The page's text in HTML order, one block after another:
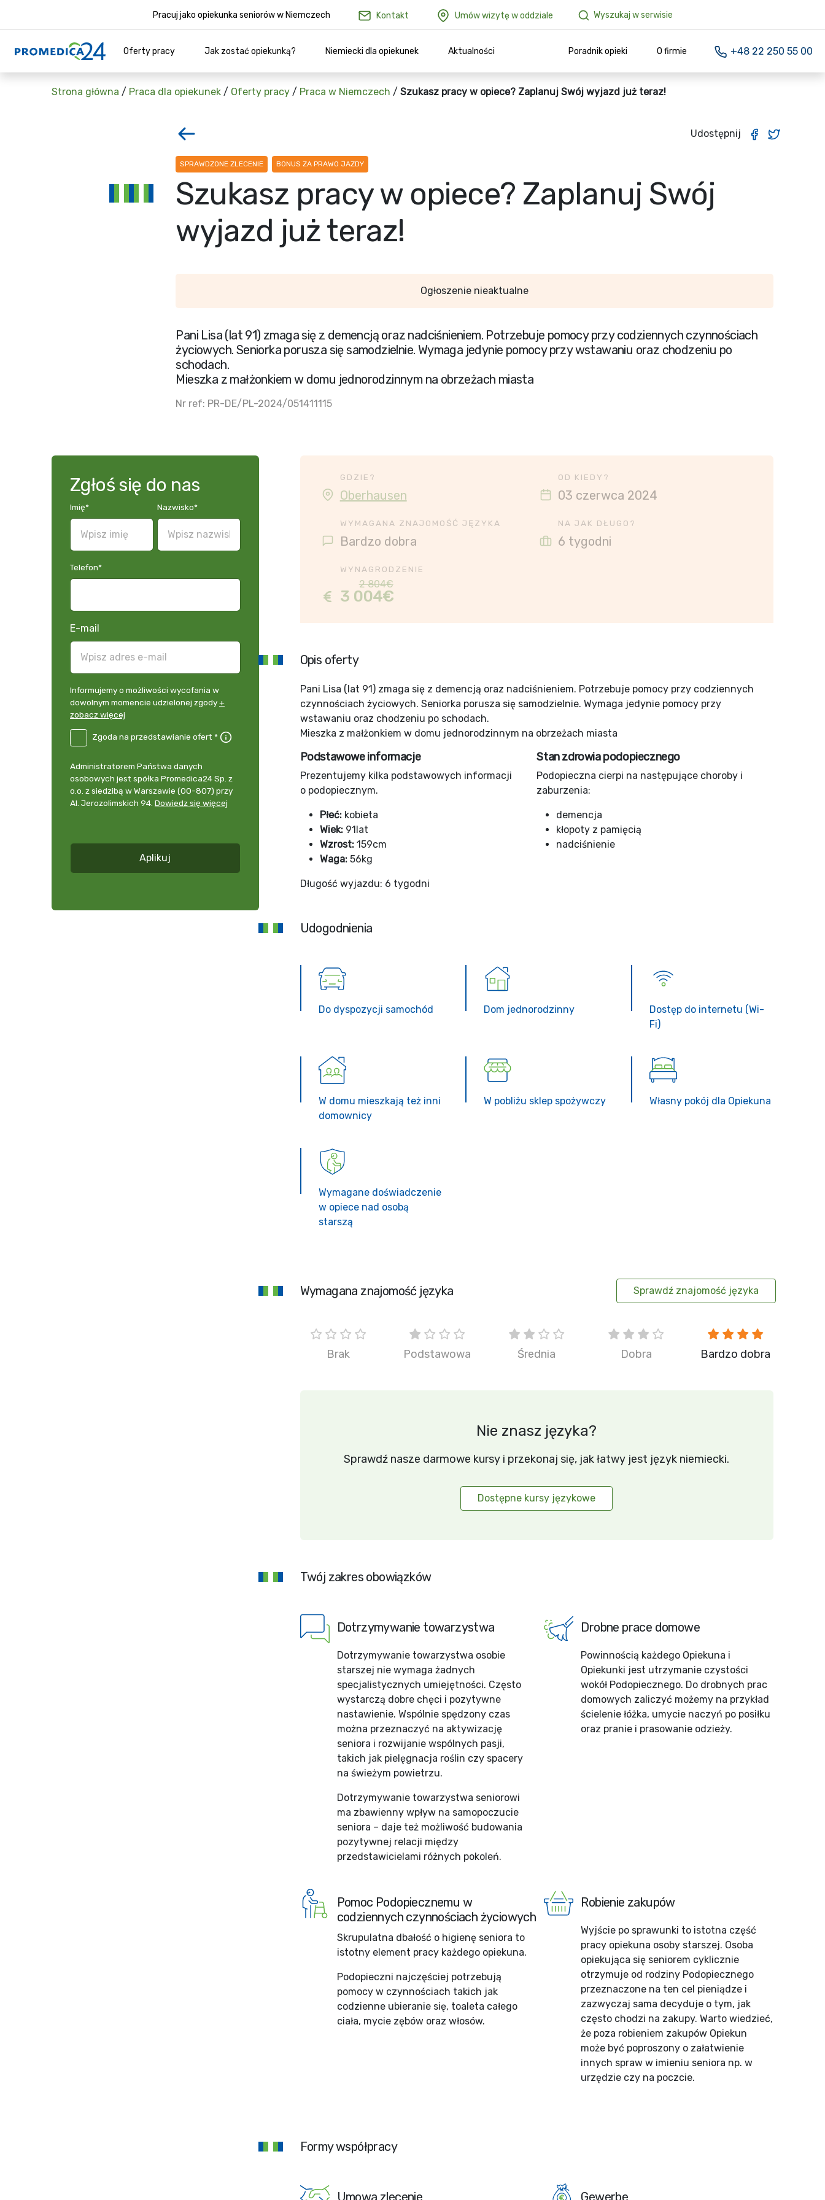
Pracuj jako opiekunka seniorów w Niemczech Kontakt Umów wizytę w oddziale Wyszukaj w serwisie
Oferty pracy Jak zostać opiekunką? Niemiecki dla opiekunek Aktualności Poradnik opieki O firmie +48 22 250 55 00
Strona główna / Praca dla opiekunek / Oferty pracy / Praca w Niemczech / Szukasz pracy w opiece? Zaplanuj Swój wyjazd już teraz!
Udostępnij
SPRAWDZONE ZLECENIE BONUS ZA PRAWO JAZDY
Szukasz pracy w opiece? Zaplanuj Swój
wyjazd już teraz!
Ogłoszenie nieaktualne
Pani Lisa (lat 91) zmaga się z demencją oraz nadciśnieniem. Potrzebuje pomocy przy codziennych czynnościach
życiowych. Seniorka porusza się samodzielnie. Wymaga jedynie pomocy przy wstawaniu oraz chodzeniu po
schodach.
Mieszka z małżonkiem w domu jednorodzinnym na obrzeżach miasta
Nr ref: PR-DE/PL-2024/051411115
Zgłoś się do nas
Imię* Nazwisko*
Telefon*
E-mail
Informujemy
o
możliwości
momencie
udzielonej
zgody
+
Informujemy o możliwości wycofania w
dowolnym momencie udzielonej zgody+
zobacz więcej
DE
przedstawianie
Zgoda na przedstawianie ofert *
Administrator
danych
osobowych
Administratorem Państwa danych
osobowych jest spółka Promedica24 Sp. z
o.o. z siedzibą w Warszawie (00-807) przy
Al. Jerozolimskich 94. Dowiedz się więcej
Aplikuj
GDZIE?
Oberhausen
OD KIEDY?
03 czerwca 2024
WYMAGANA ZNAJOMOŚĆ JĘZYKA
Bardzo dobra
NA JAK DŁUGO?
6 tygodni
WYNAGRODZENIE
2 804€
3 004€
Opis oferty
Pani Lisa (lat 91) zmaga się z demencją oraz nadciśnieniem. Potrzebuje pomocy przy codziennych
czynnościach życiowych. Seniorka porusza się samodzielnie. Wymaga jedynie pomocy przy
wstawaniu oraz chodzeniu po schodach.
Mieszka z małżonkiem w domu jednorodzinnym na obrzeżach miasta
Podstawowe informacje
Prezentujemy kilka podstawowych informacji
o podopiecznym.
Płeć: kobieta
Wiek: 91lat
Wzrost: 159cm
Waga: 56kg
Stan zdrowia podopiecznego
Podopieczna cierpi na następujące choroby i
zaburzenia:
demencja
kłopoty z pamięcią
nadciśnienie
Długość wyjazdu: 6 tygodni
Udogodnienia
Do dyspozycji samochód Dom jednorodzinny
Dostęp do internetu (Wi-
Fi)
W domu mieszkają też inni
domownicy
W pobliżu sklep spożywczy Własny pokój dla Opiekuna
Wymagane doświadczenie
w opiece nad osobą
starszą
Wymagana znajomość języka Sprawdź znajomość języka
Brak Podstawowa Średnia Dobra Bardzo dobra
Nie znasz języka?
Sprawdź nasze darmowe kursy i przekonaj się, jak łatwy jest język niemiecki.
Dostępne kursy językowe
Twój zakres obowiązków
Dotrzymywanie towarzystwa
Dotrzymywanie towarzystwa osobie
starszej nie wymaga żadnych
specjalistycznych umiejętności. Często
wystarczą dobre chęci i pozytywne
nastawienie. Wspólnie spędzony czas
można przeznaczyć na aktywizację
seniora i rozwijanie wspólnych pasji,
takich jak pielęgnacja roślin czy spacery
na świeżym powietrzu.
Dotrzymywanie towarzystwa seniorowi
ma zbawienny wpływ na samopoczucie
seniora – daje też możliwość budowania
pozytywnej relacji między
przedstawicielami różnych pokoleń.
Drobne prace domowe
Powinnością każdego Opiekuna i
Opiekunki jest utrzymanie czystości
wokół Podopiecznego. Do drobnych prac
domowych zaliczyć możemy na przykład
ścielenie łóżka, umycie naczyń po posiłku
oraz pranie i prasowanie odzieży.
Pomoc Podopiecznemu w
codziennych czynnościach życiowych
Skrupulatna dbałość o higienę seniora to
istotny element pracy każdego opiekuna.
Podopieczni najczęściej potrzebują
pomocy w czynnościach takich jak
codzienne ubieranie się, toaleta całego
ciała, mycie zębów oraz włosów.
Robienie zakupów
Wyjście po sprawunki to istotna część
pracy opiekuna osoby starszej. Osoba
opiekująca się seniorem cyklicznie
otrzymuje od rodziny Podopiecznego
przeznaczone na ten cel pieniądze i
zazwyczaj sama decyduje o tym, jak
często chodzi na zakupy. Warto wiedzieć,
że poza robieniem zakupów Opiekun
może być poproszony o załatwienie
innych spraw w imieniu seniora np. w
urzędzie czy na poczcie.
Formy współpracy
Umowa zlecenie Gewerbe